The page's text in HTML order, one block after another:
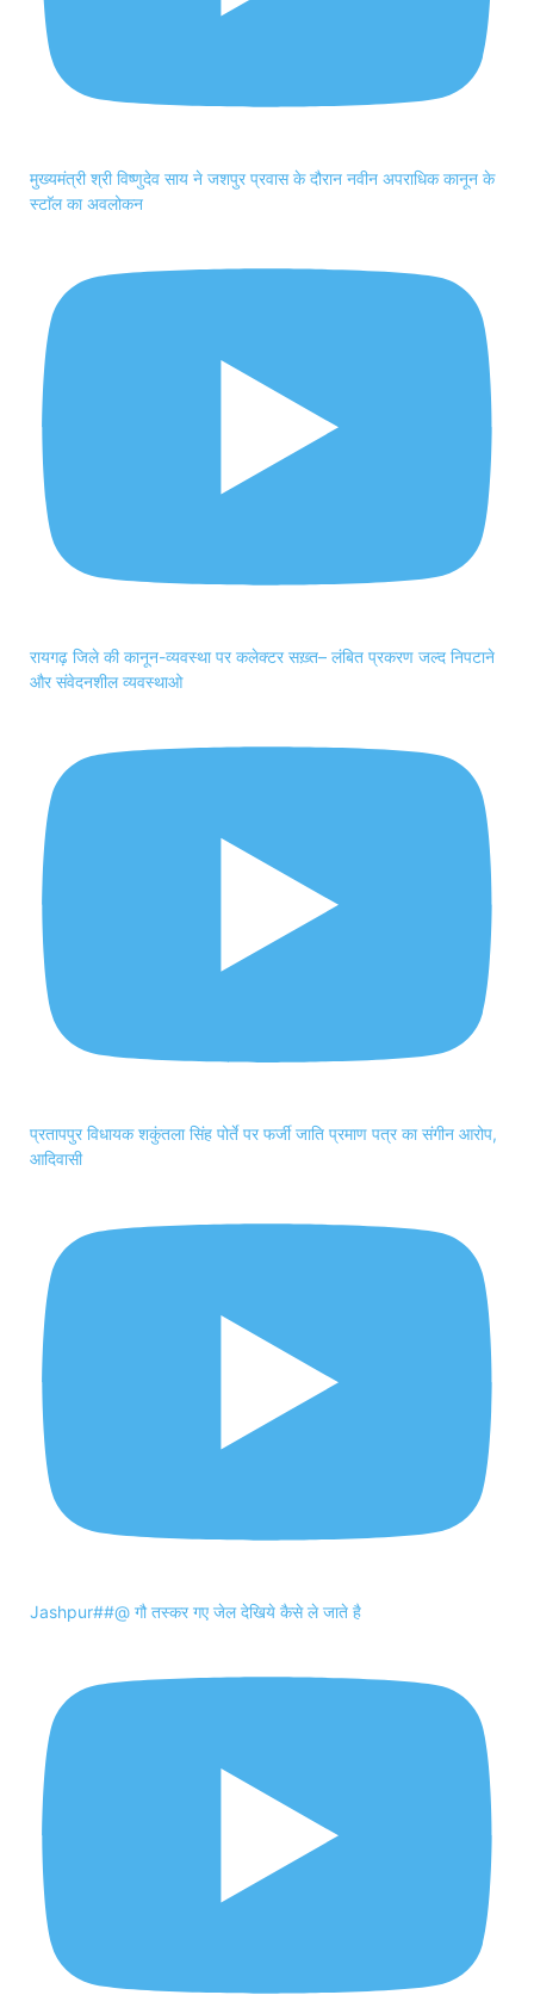
मुख्यमंत्री श्री विष्णुदेव साय ने जशपुर प्रवास के दौरान नवीन अपराधिक कानून के
स्टाॅल का अवलोकन
रायगढ़ जिले की कानून-व्यवस्था पर कलेक्टर सख़्त– लंबित प्रकरण जल्द निपटाने
और संवेदनशील व्यवस्थाओ
प्रतापपुर विधायक शकुंतला सिंह पोर्ते पर फर्जी जाति प्रमाण पत्र का संगीन आरोप,
आदिवासी
Jashpur##@ गौ तस्कर गए जेल देखिये कैसे ले जाते है